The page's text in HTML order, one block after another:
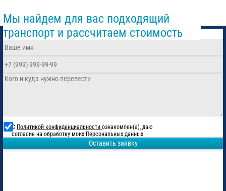
Мы найдем для вас подходящий
транспорт и рассчитаем стоимость
С Политикой конфиденциальности ознакомлен(а), даю
согласие на обработку моих Персональных данных
Оставить заявку